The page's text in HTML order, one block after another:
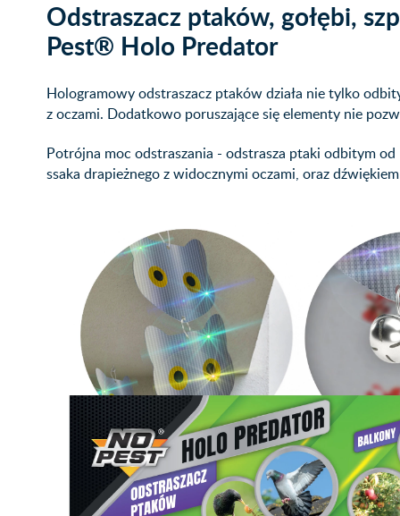
Odstraszacz ptaków, gołębi,
Pest® Holo Predator
Hologramowy odstraszacz ptaków działa nie tylko
z oczami. Dodatkowo poruszające się elementy nie
Potrójna moc odstraszania - odstrasza ptaki odbitym
ssaka drapieżnego z widocznymi oczami, oraz